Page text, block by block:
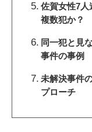
佐賀女性7人
複数犯か？
同一犯と見
事件の事例
未解決事件
プローチ